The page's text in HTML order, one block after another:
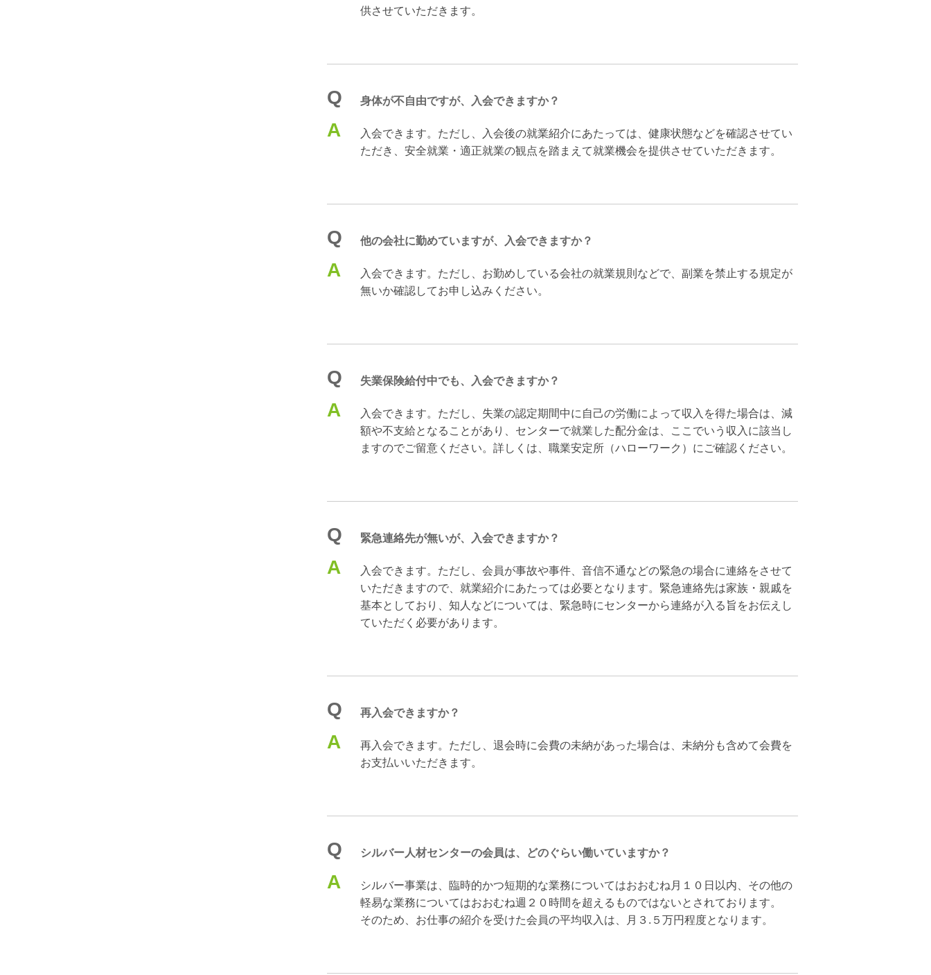
供させていただきます。
Q 身体が不自由ですが、入会できますか？
A
入会できます。ただし、入会後の就業紹介にあたっては、健康状態などを確認させてい
ただき、安全就業・適正就業の観点を踏まえて就業機会を提供させていただきます。
Q 他の会社に勤めていますが、入会できますか？
A
入会できます。ただし、お勤めしている会社の就業規則などで、副業を禁止する規定が
無いか確認してお申し込みください。
Q 失業保険給付中でも、入会できますか？
A
入会できます。ただし、失業の認定期間中に自己の労働によって収入を得た場合は、減
額や不支給となることがあり、センターで就業した配分金は、ここでいう収入に該当し
ますのでご留意ください。詳しくは、職業安定所（ハローワーク）にご確認ください。
Q 緊急連絡先が無いが、入会できますか？
A
入会できます。ただし、会員が事故や事件、音信不通などの緊急の場合に連絡をさせて
いただきますので、就業紹介にあたっては必要となります。緊急連絡先は家族・親戚を
基本としており、知人などについては、緊急時にセンターから連絡が入る旨をお伝えし
ていただく必要があります。
Q 再入会できますか？
A
再入会できます。ただし、退会時に会費の未納があった場合は、未納分も含めて会費を
お支払いいただきます。
Q シルバー人材センターの会員は、どのぐらい働いていますか？
A
シルバー事業は、臨時的かつ短期的な業務についてはおおむね月１０日以内、その他の
軽易な業務についてはおおむね週２０時間を超えるものではないとされております。
そのため、お仕事の紹介を受けた会員の平均収入は、月３.５万円程度となります。